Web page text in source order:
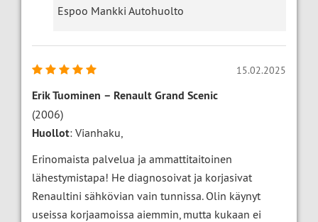
Espoo Mankki Autohuolto
15.02.2025
Erik Tuominen – Renault Grand Scenic
(2006)
Huollot: Vianhaku,
Erinomaista palvelua ja ammattitaitoinen
lähestymistapa! He diagnosoivat ja korjasivat
Renaultini sähkövian vain tunnissa. Olin käynyt
useissa korjaamoissa aiemmin, mutta kukaan ei